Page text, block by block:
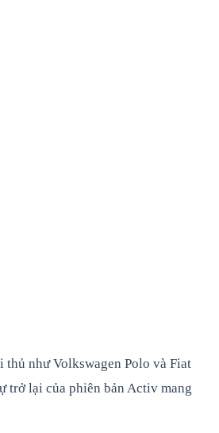
như Volkswagen Polo và Fiat
trở lại của phiên bản Activ mang